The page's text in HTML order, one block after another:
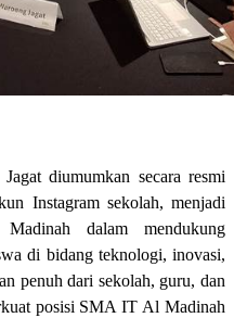
diumumkan secara resmi
Instagram sekolah, menjadi
dalam mendukung
di bidang teknologi, inovasi,
penuh dari sekolah, guru, dan
posisi SMA IT Al Madinah